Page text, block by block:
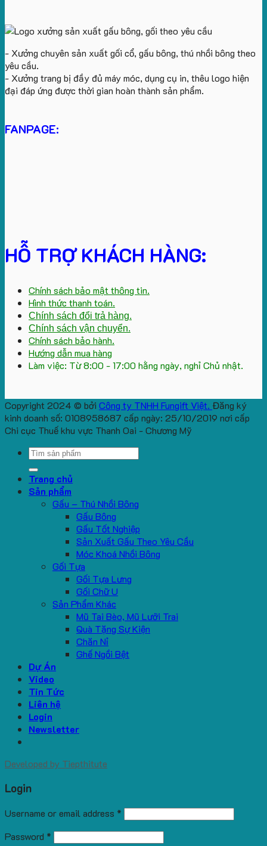
- Xưởng chuyên sản xuất gối cổ, gấu bông, thú nhồi bông theo
yêu cầu.
- Xưởng trang bị đầy đủ máy móc, dụng cụ in, thêu logo hiện
đại đáp ứng được thời gian hoàn thành sản phẩm.
FANPAGE:
HỖ TRỢ KHÁCH HÀNG:
Chính sách bảo mật thông tin.
Hình thức thanh toán.
Chính sách đổi trả hàng.
Chính sách vận chuyển.
Chính sách bảo hành.
Hướng dẫn mua hàng
Làm việc: Từ 8:00 - 17:00 hằng ngày, nghỉ Chủ nhật.
Copyright 2024 © bởi Công ty TNHH Fungift Việt. Đăng ký
kinh doanh số: 0108958687 cấp ngày: 25/10/2019 nơi cấp
Chi cục Thuế khu vực Thanh Oai - Chương Mỹ
Search
for:
Trang chủ
Sản phẩm
Gấu – Thú Nhồi Bông
Gấu Bông
Gấu Tốt Nghiệp
Sản Xuất Gấu Theo Yêu Cầu
Móc Khoá Nhồi Bông
Gối Tựa
Gối Tựa Lưng
Gối Chữ U
Sản Phẩm Khác
Mũ Tai Bèo, Mũ Lưỡi Trai
Quà Tặng Sự Kiện
Chăn Nỉ
Ghế Ngồi Bệt
Dự Án
Video
Tin Tức
Liên hệ
Login
Newsletter
Developed by Tiepthitute
Login
Username or email address *
Password *